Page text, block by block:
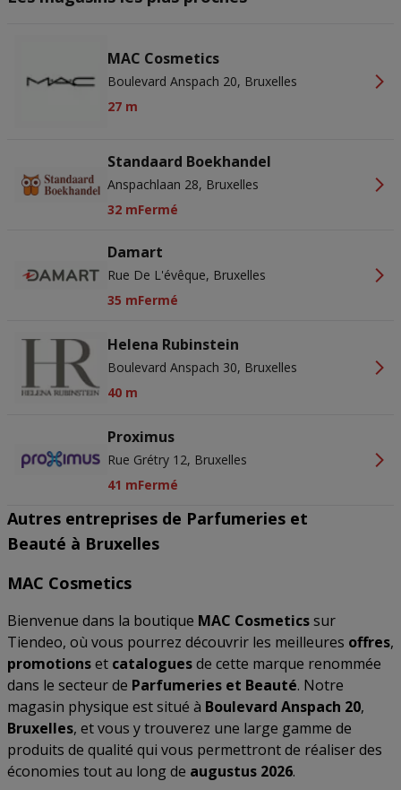
MAC Cosmetics
Boulevard Anspach 20, Bruxelles
27 m
Standaard Boekhandel
Anspachlaan 28, Bruxelles
32 mFermé
Damart
Rue De L'évêque, Bruxelles
35 mFermé
Helena Rubinstein
Boulevard Anspach 30, Bruxelles
40 m
Proximus
Rue Grétry 12, Bruxelles
41 mFermé
Autres entreprises de Parfumeries et
Beauté à Bruxelles
MAC Cosmetics
Bienvenue dans la boutique MAC Cosmeticssur
Tiendeo, où vous pourrez découvrir les meilleures offres,
promotionset cataloguesde cette marque renommée
dans le secteur de Parfumeries et Beauté. Notre
magasin physique est situé à Boulevard Anspach 20,
Bruxelles, et vous y trouverez une large gamme de
produits de qualité qui vous permettront de réaliser des
économies tout au long de augustus 2026.
advertentie- en contentmetingen, doelgroepenonderzoek en